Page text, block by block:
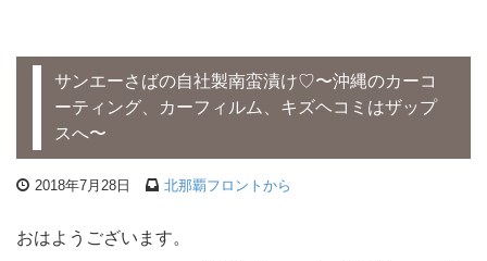
サンエーさばの自社製南蛮漬け♡〜沖縄のカーコ
ーティング、カーフィルム、キズヘコミはザップ
スへ〜
2018年7月28日 北那覇フロントから
おはようございます。